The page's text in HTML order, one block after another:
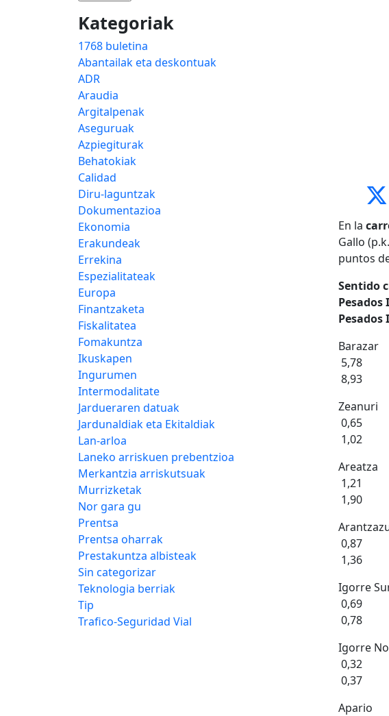
En la
Gallo
puntos
Sentido
Pesados I
Pesados
Barazar
5,78
8,93
Zeanuri
0,65
1,02
Areatza
1,21
1,90
0,87
1,36
Igorre
0,69
0,78
Igorre
0,32
0,37
Apario
Kategoriak
1768 buletina
Abantailak eta deskontuak
ADR
Araudia
Argitalpenak
Aseguruak
Azpiegiturak
Behatokiak
Calidad
Diru-laguntzak
Dokumentazioa
Ekonomia
Erakundeak
Errekina
Espezialitateak
Europa
Finantzaketa
Fiskalitatea
Fomakuntza
Ikuskapen
Ingurumen
Intermodalitate
Jardueraren datuak
Jardunaldiak eta Ekitaldiak
Lan-arloa
Laneko arriskuen prebentzioa
Merkantzia arriskutsuak
Murrizketak
Nor gara gu
Prentsa
Prentsa oharrak
Prestakuntza albisteak
Sin categorizar
Teknologia berriak
Tip
Trafico-Seguridad Vial